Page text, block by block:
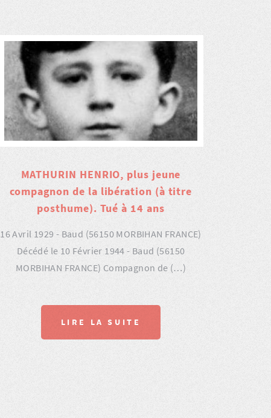
MATHURIN HENRIO, plus jeune
compagnon de la libération (à titre
posthume). Tué à 14 ans
16 Avril 1929 - Baud (56150 MORBIHAN FRANCE)
Décédé le 10 Février 1944 - Baud (56150
MORBIHAN FRANCE) Compagnon de (…)
LIRE LA SUITE